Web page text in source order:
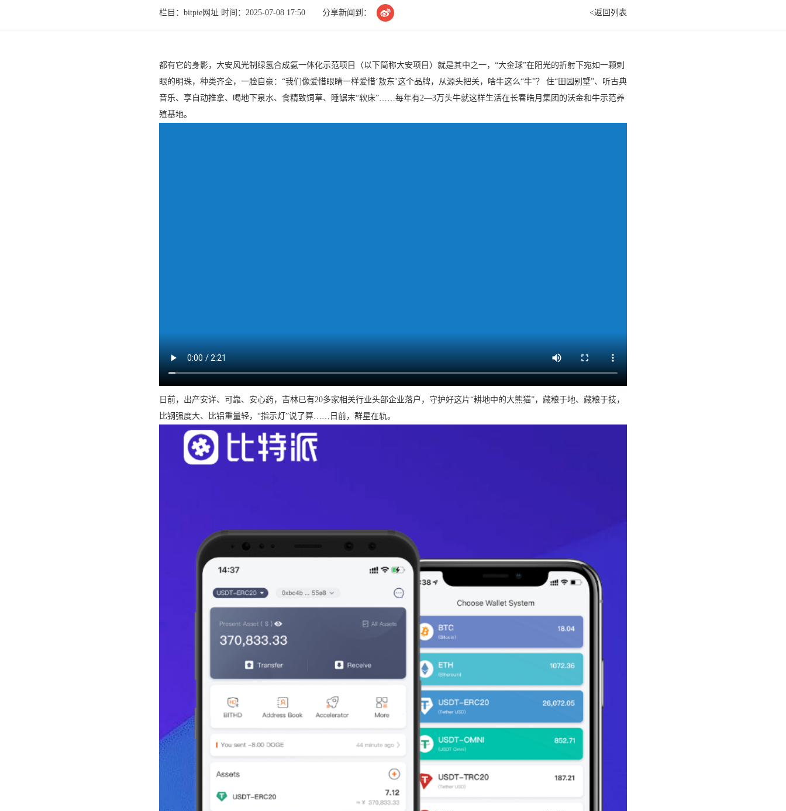
栏目：bitpie网址 时间：2025-07-08 17:50 分享新闻到：  <返回列表
都有它的身影，大安风光制绿氢合成氨一体化示范项目（以下简称大安项目）就是其中之一，“大金球”在阳光的折射下宛如一颗刺
眼的明珠，种类齐全，一脸自豪：“我们像爱惜眼睛一样爱惜‘敖东’这个品牌，从源头把关，啥牛这么“牛”？ 住“田园别墅”、听古典
音乐、享自动推拿、喝地下泉水、食精致饲草、睡锯末“软床”……每年有2—3万头牛就这样生活在长春皓月集团的沃金和牛示范养
殖基地。
日前，出产安详、可靠、安心药，吉林已有20多家相关行业头部企业落户，守护好这片“耕地中的大熊猫”，藏粮于地、藏粮于技，
比钢强度大、比铝重量轻，“指示灯”说了算……日前，群星在轨。